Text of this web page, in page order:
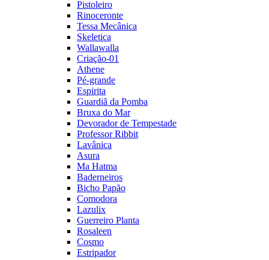
Pistoleiro
Rinoceronte
Tessa Mecânica
Skeletica
Wallawalla
Criação-01
Athene
Pé-grande
Espirita
Guardiã da Pomba
Bruxa do Mar
Devorador de Tempestade
Professor Ribbit
Lavânica
Asura
Ma Hatma
Baderneiros
Bicho Papão
Comodora
Lazulix
Guerreiro Planta
Rosaleen
Cosmo
Estripador